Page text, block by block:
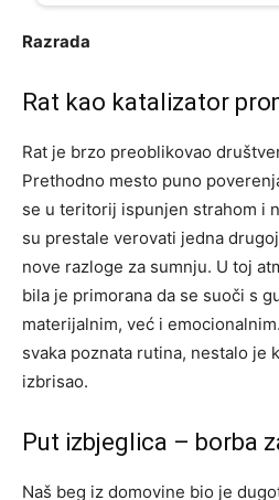
Razrada
Rat kao katalizator
Rat je brzo preoblikovao
Prethodno mesto puno
se u teritorij ispunjen strahom i
su prestale verovati jedna
nove razloge za sumnju. U toj
bila je primorana da se suoči s
materijalnim, već i
svaka poznata rutina, nestalo je
izbrisao.
Put izbjeglica – borba
Naš beg iz domovine bio je